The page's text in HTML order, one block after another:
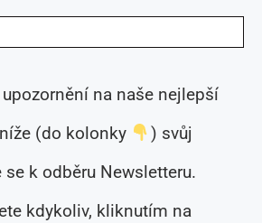
na naše nejlepší
(do kolonky
) svůj
k odběru Newsletteru.
kdykoliv, kliknutím na